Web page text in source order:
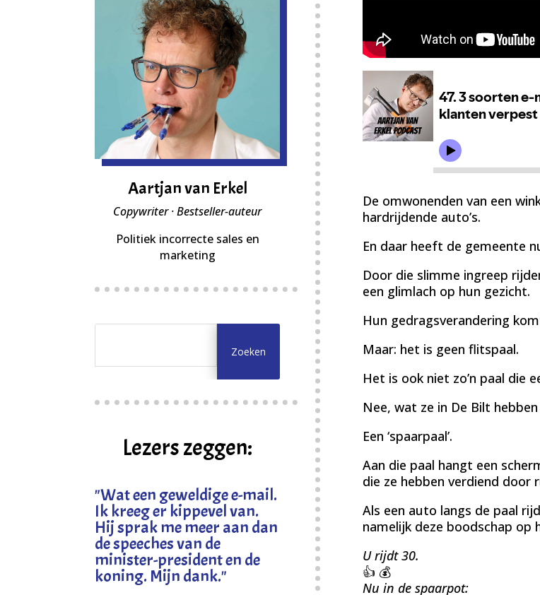
Aartjan van Erkel
Copywriter · Bestseller-auteur
Politiek incorrecte sales en
marketing
Lezers zeggen:
"Wat een geweldige e-mail.
Ik kreeg er kippevel van.
Hij sprak me meer aan dan
de speeches van de
minister-president en de
koning. Mijn dank."
De omwonenden van een
hardrijdende auto’s.
En daar heeft de gemeente
Door die slimme ingreep
een glimlach op hun gezicht.
Hun gedragsverandering
Maar: het is geen flitspaal.
Het is ook niet zo’n paal die
Nee, wat ze in De Bilt
Een ‘spaarpaal’.
Aan die paal hangt een
die ze hebben verdiend door
Als een auto langs de paal
namelijk deze boodschap op
U rijdt 30.
👍 💰
Nu in de spaarpot: